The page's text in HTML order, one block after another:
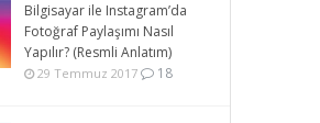
Bilgisayar ile Instagram’da
Fotoğraf Paylaşımı Nasıl
Yapılır? (Resmli Anlatım)
29 Temmuz 2017 18